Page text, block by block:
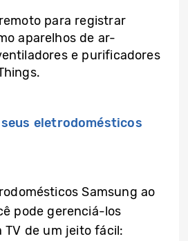
para registrar
aparelhos de ar-
e purificadores
eletrodomésticos
Samsung ao
pode gerenciá-los
TV de um jeito fácil: